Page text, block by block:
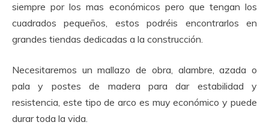
siempre por los mas económicos pero que tengan los
cuadrados pequeños, estos podréis encontrarlos en
grandes tiendas dedicadas a la construcción.
Necesitaremos un mallazo de obra, alambre, azada o
pala y postes de madera para dar estabilidad y
resistencia, este tipo de arco es muy económico y puede
durar toda la vida.